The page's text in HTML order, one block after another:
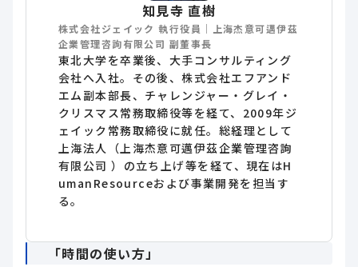
知見寺 直樹
株式会社ジェイック 執行役員｜上海杰意可邁伊茲
企業管理咨詢有限公司 副董事長
東北大学を卒業後、大手コンサルティング
会社へ入社。その後、株式会社エフアンド
エム副本部長、チャレンジャー・グレイ・
クリスマス常務取締役等を経て、2009年ジ
ェイック常務取締役に就任。総経理として
上海法人（上海杰意可邁伊茲企業管理咨詢
有限公司 ）の立ち上げ等を経て、現在はH
umanResourceおよび事業開発を担当す
る。
「時間の使い方」